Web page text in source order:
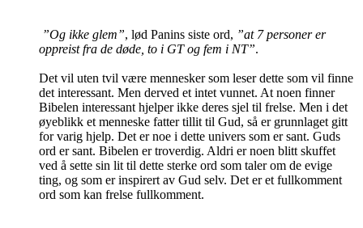
”Og ikke glem”, lød Panins siste ord, ”at 7 personer er
oppreist fra de døde, to i GT og fem i NT”.
Det vil uten tvil være mennesker som leser dette som vil finne
det interessant. Men derved et intet vunnet. At noen finner
Bibelen interessant hjelper ikke deres sjel til frelse. Men i det
øyeblikk et menneske fatter tillit til Gud, så er grunnlaget gitt
for varig hjelp. Det er noe i dette univers som er sant. Guds
ord er sant. Bibelen er troverdig. Aldri er noen blitt skuffet
ved å sette sin lit til dette sterke ord som taler om de evige
ting, og som er inspirert av Gud selv. Det er et fullkomment
ord som kan frelse fullkomment.